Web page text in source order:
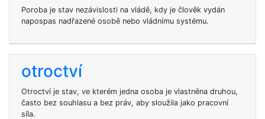
Poroba je stav nezávislosti na vládě, kdy je člověk vydán
napospas nadřazené osobě nebo vládnímu systému.
otroctví
Otroctví je stav, ve kterém jedna osoba je vlastněna druhou,
často bez souhlasu a bez práv, aby sloužila jako pracovní
síla.